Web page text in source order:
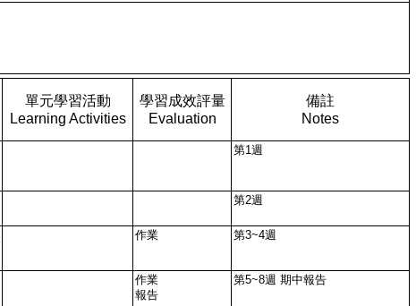
單元學習活動
Learning Activities
學習成效評量
Evaluation
備註
Notes
第1週
第2週
作業 第3~4週
作業
報告
第5~8週 期中報告